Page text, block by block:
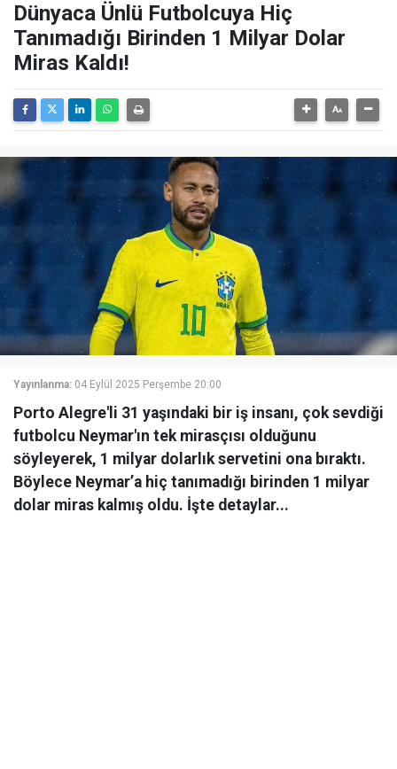
Dünyaca Ünlü Futbolcuya Hiç
Tanımadığı Birinden 1 Milyar Dolar
Miras Kaldı!
Yayınlanma: 04 Eylül 2025 Perşembe 20:00
Porto Alegre'li 31 yaşındaki bir iş insanı, çok sevdiği
futbolcu Neymar'ın tek mirasçısı olduğunu
söyleyerek, 1 milyar dolarlık servetini ona bıraktı.
Böylece Neymar’a hiç tanımadığı birinden 1 milyar
dolar miras kalmış oldu. İşte detaylar...